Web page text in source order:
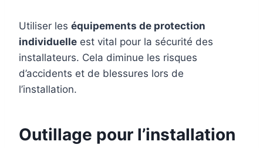
Utiliser les équipements de protection
individuelle est vital pour la sécurité des
installateurs. Cela diminue les risques
d’accidents et de blessures lors de
l’installation.
Outillage pour l’installation